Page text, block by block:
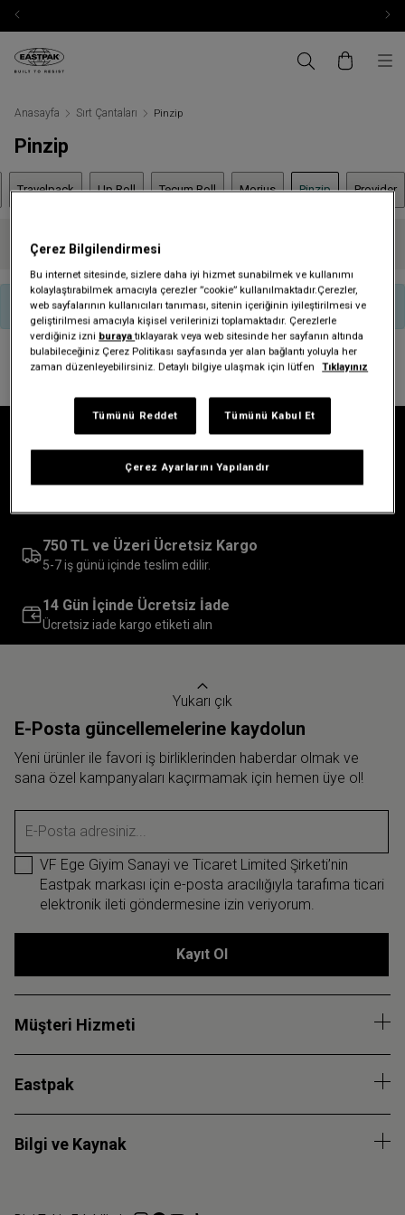
Anasayfa Sırt Çantaları Pinzip
Pinzip
Travelpack Up Roll Tecum Roll Morius Pinzip Provider
Kategoride ürün bulunmamaktadır
Kategoride ürün bulunmamaktadır
İlk Alışverişine Özel %10 İndirim
750 TL ve Üzeri Ücretsiz Kargo
5-7 iş günü içinde teslim edilir.
14 Gün İçinde Ücretsiz İade
Ücretsiz iade kargo etiketi alın
Yukarı çık
E-Posta güncellemelerine kaydolun
Yeni ürünler ile favori iş birliklerinden haberdar olmak ve
sana özel kampanyaları kaçırmamak için hemen üye ol!
E-Posta adresiniz...
VF Ege Giyim Sanayi ve Ticaret Limited Şirketi’nin
Eastpak markası için e-posta aracılığıyla tarafıma ticari
elektronik ileti göndermesine izin veriyorum.
Kayıt Ol
Müşteri Hizmeti
Eastpak
Bilgi ve Kaynak
Çerez Bilgilendirmesi
Bu internet sitesinde, sizlere daha iyi hizmet sunabilmek ve kullanımı
kolaylaştırabilmek amacıyla çerezler ”cookie” kullanılmaktadır.Çerezler,
web sayfalarının kullanıcıları tanıması, sitenin içeriğinin iyileştirilmesi ve
geliştirilmesi amacıyla kişisel verilerinizi toplamaktadır. Çerezlerle
verdiğiniz izni burayatıklayarak veya web sitesinde her sayfanın altında
bulabileceğiniz Çerez Politikası sayfasında yer alan bağlantı yoluyla her
zaman düzenleyebilirsiniz. Detaylı bilgiye ulaşmak için lütfen
Tıklayınız
Çerez Ayarlarını Yapılandır
Tümünü Reddet Tümünü Kabul Et